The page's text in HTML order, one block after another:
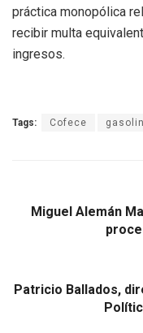
práctica monopólica
recibir multa
ingresos.
Tags: Cofece
Miguel Alemán
Patricio Ballados,